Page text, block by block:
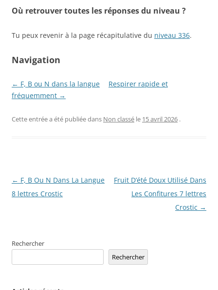
Où retrouver toutes les réponses du niveau ?
Tu peux revenir à la page récapitulative du niveau 336.
Navigation
← F, B ou N dans la langue
Respirer rapide et
fréquemment →
Cette entrée a été publiée dans Non classé le 15 avril 2026 .
Navigation
des
← F, B Ou N Dans La Langue
8 lettres Crostic
Fruit D’été Doux Utilisé Dans
Les Confitures 7 lettres
Crostic →
Rechercher
Rechercher